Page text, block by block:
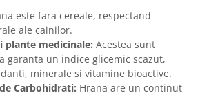
este fara cereale, respectand
ale cainilor.
plante medicinale: Acestea sunt
garanta un indice glicemic scazut,
minerale si vitamine bioactive.
Carbohidrati: Hrana are un continut